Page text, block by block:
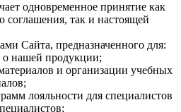
одновременное принятие как
соглашения, так и настоящей
Сайта, предназначенного для:
нашей продукции;
и организации учебных
лояльности для специалистов